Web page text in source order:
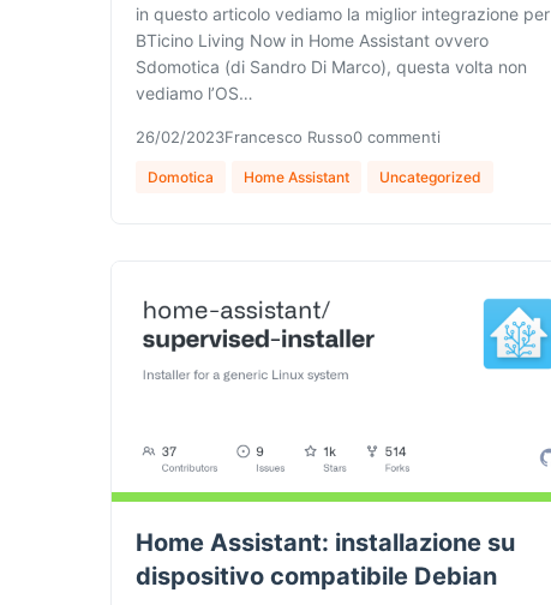
in questo articolo vediamo la miglior integrazione per
BTicino Living Now in Home Assistant ovvero
Sdomotica (di Sandro Di Marco), questa volta non
vediamo l’OS…
26/02/2023Francesco Russo0 commenti
Domotica Home Assistant Uncategorized
Home Assistant: installazione su
dispositivo compatibile Debian